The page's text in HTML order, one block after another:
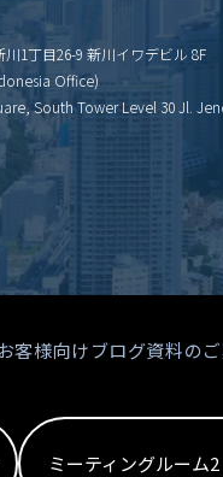
川1丁目26-9 新川イワデビル 8F
Office)
South Tower Level 30 Jl.
お客様向けブログ資料の
ミーティングルーム2